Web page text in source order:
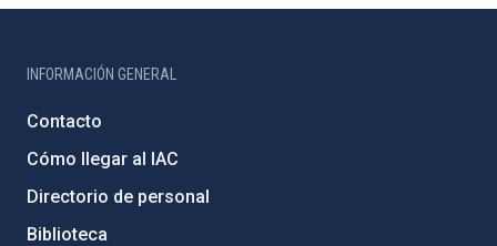
INFORMACIÓN GENERAL
Contacto
Cómo llegar al IAC
Directorio de personal
Biblioteca